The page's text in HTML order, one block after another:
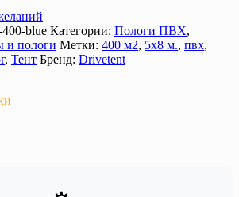
blue Категории: Пологи ПВХ,
и пологи Метки: 400 м2, 5х8 м., пвх,
, Тент Бренд: Drivetent